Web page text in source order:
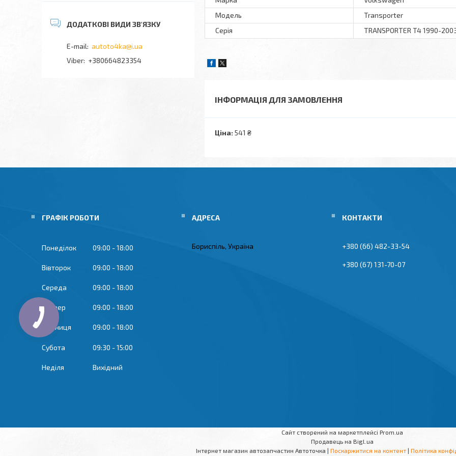
Модель
Transporter
Серія
TRANSPORTER T4 1990-
ІНФОРМАЦІЯ ДЛЯ ЗАМОВЛЕННЯ
Ціна: 541 ₴
autoto4ka@i.ua
+380664823354
ГРАФІК РОБОТИ
Понеділок 09:00 18:00
Вівторок 09:00 18:00
Середа 09:00 18:00
Четвер 09:00 18:00
Пʼятниця 09:00 18:00
Субота 09:30 15:00
Неділя Вихідний
Бориспіль, Україна +380 (66) 482-33-54
+380 (67) 131-70-07
Сайт створений на маркетплейсі Prom.ua
Продавець на Bigl.ua
Інтернет магазин автозапчастин Автоточка | Поскаржитися на контент | Політика